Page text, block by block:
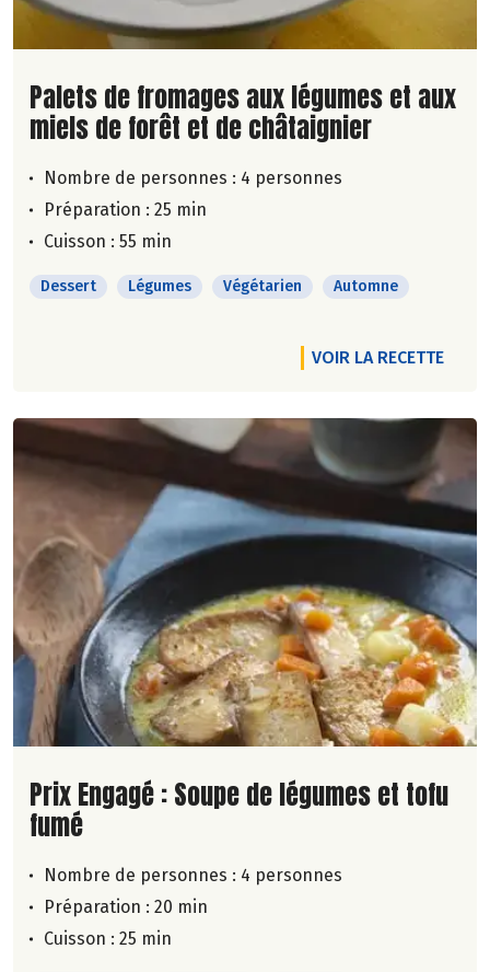
Lire la suite de la recette
Palets de fromages aux légumes et aux
miels de forêt et de châtaignier
Nombre de personnes : 4 personnes
Préparation : 25 min
Cuisson : 55 min
Dessert Légumes Végétarien Automne
VOIR LA RECETTE
Lire la suite de la recette
Prix Engagé : Soupe de légumes et tofu
fumé
Nombre de personnes : 4 personnes
Préparation : 20 min
Cuisson : 25 min